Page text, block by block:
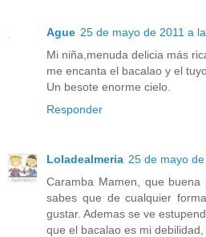
Ague 25 de mayo de 2011 a
Mi niña,menuda delicia más
me encanta el bacalao y el
Un besote enorme cielo.
Responder
Loladealmeria 25 de mayo
Caramba Mamen, que
sabes que de cualquier
gustar. Ademas se ve
que el bacalao es mi